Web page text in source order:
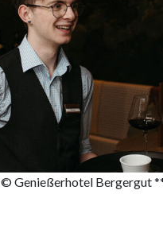
© Genießerhotel Bergergut